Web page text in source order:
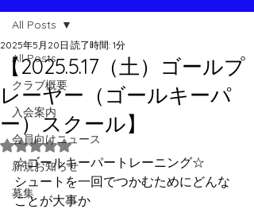
All Posts
クラブ概要
入会案内
会員向けニュース
新規お知らせ
募集
All Posts
【2025.5.17（土）ゴールプ
レーヤー（ゴールキーパ
ー）スクール】
2025年5月20日 読了時間: 1分
5つ星のうちNaNと評価されています。
☆ゴールキーパートレーニング☆
シュートを一回でつかむためにどんな
ことが大事か